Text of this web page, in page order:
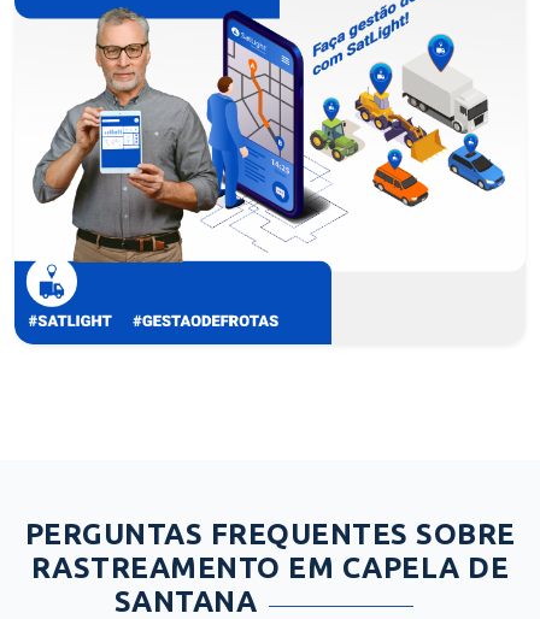
PERGUNTAS FREQUENTES SOBRE
RASTREAMENTO EM CAPELA DE
SANTANA